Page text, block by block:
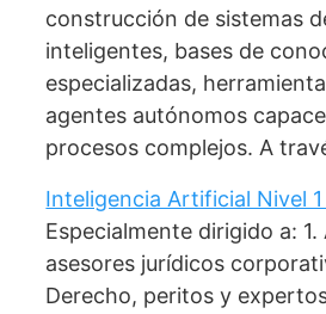
construcción de sistemas
inteligentes, bases de
especializadas,
agentes autónomos
procesos complejos. A
Inteligencia Artificial Nivel
Especialmente dirigido a: 1.
asesores jurídicos
Derecho, peritos y